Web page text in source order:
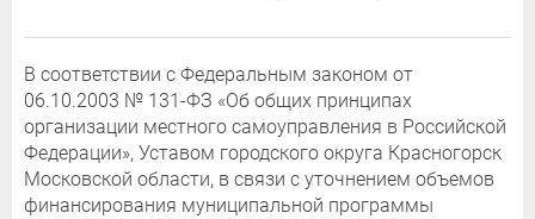
В соответствии с Федеральным законом от
06.10.2003 № 131-ФЗ «Об общих принципах
организации местного самоуправления в Российской
Федерации», Уставом городского округа Красногорск
Московской области, в связи с уточнением объемов
финансирования муниципальной программы